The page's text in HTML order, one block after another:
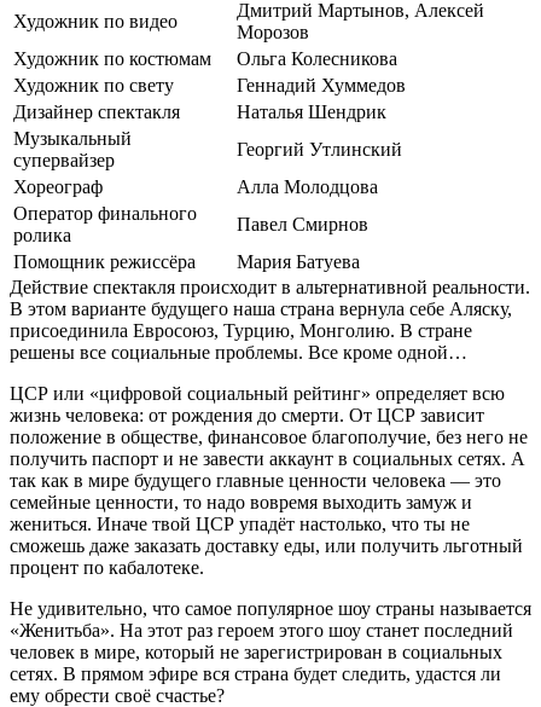
Художник по видео
Дмитрий Мартынов, Алексей
Морозов
Художник по костюмам
Ольга Колесникова
Художник по свету
Геннадий Хуммедов
Дизайнер спектакля
Наталья Шендрик
Музыкальный
супервайзер
Георгий Утлинский
Хореограф
Алла Молодцова
Оператор финального
ролика
Павел Смирнов
Помощник режиссёра
Мария Батуева
Действие спектакля происходит в альтернативной реальности.
В этом варианте будущего наша страна вернула себе Аляску,
присоединила Евросоюз, Турцию, Монголию. В стране
решены все социальные проблемы. Все кроме одной…
ЦСР или «цифровой социальный рейтинг» определяет всю
жизнь человека: от рождения до смерти. От ЦСР зависит
положение в обществе, финансовое благополучие, без него не
получить паспорт и не завести аккаунт в социальных сетях. А
так как в мире будущего главные ценности человека — это
семейные ценности, то надо вовремя выходить замуж и
жениться. Иначе твой ЦСР упадёт настолько, что ты не
сможешь даже заказать доставку еды, или получить льготный
процент по кабалотеке.
Не удивительно, что самое популярное шоу страны называется
«Женитьба». На этот раз героем этого шоу станет последний
человек в мире, который не зарегистрирован в социальных
сетях. В прямом эфире вся страна будет следить, удастся ли
ему обрести своё счастье?